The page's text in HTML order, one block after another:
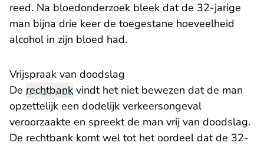
reed. Na bloedonderzoek bleek dat de 32-jarige
man bijna drie keer de toegestane hoeveelheid
alcohol in zijn bloed had.
Vrijspraak van doodslag
De rechtbank vindt het niet bewezen dat de man
opzettelijk een dodelijk verkeersongeval
veroorzaakte en spreekt de man vrij van doodslag.
De rechtbank komt wel tot het oordeel dat de 32-